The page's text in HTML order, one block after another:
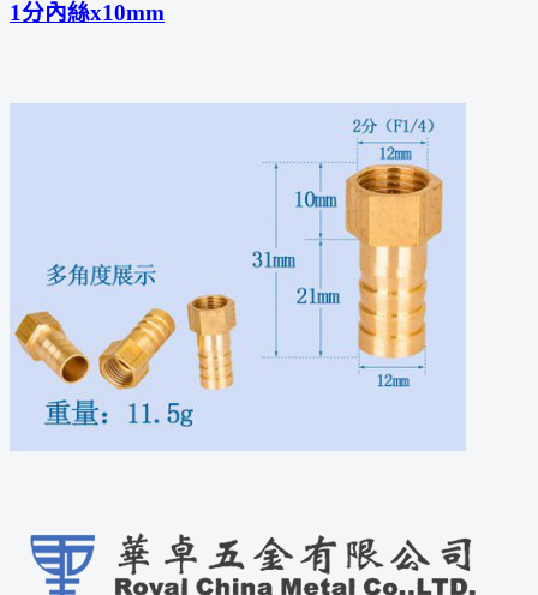
1分內絲x10mm